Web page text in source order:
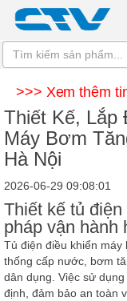
>>> Xem thêm
Thiết Kế, Lắp
Máy Bơm
Hà Nội
2026-06-29 09:08:01
Thiết kế tủ
pháp vận hành
Tủ điện điều khiển máy
thống cấp nước, bơm
dân dụng. Việc sử
định, đảm bảo an toàn